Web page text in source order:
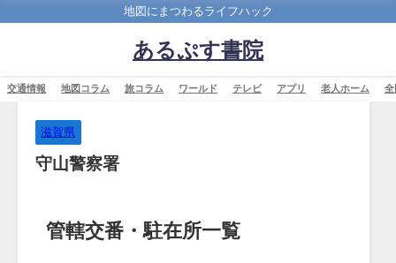
地図にまつわるライフハック
あるぷす書院
交通情報 地図コラム 旅コラム ワールド テレビ アプリ 老人ホーム 全
滋賀県
守山警察署
管轄交番・駐在所一覧